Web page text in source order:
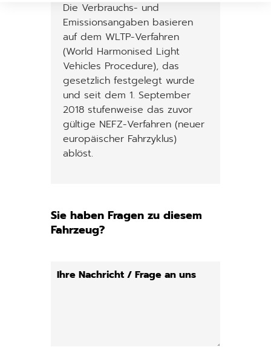
Die Verbrauchs- und
Emissionsangaben basieren
auf dem WLTP-Verfahren
(World Harmonised Light
Vehicles Procedure), das
gesetzlich festgelegt wurde
und seit dem 1. September
2018 stufenweise das zuvor
gültige NEFZ-Verfahren (neuer
europäischer Fahrzyklus)
ablöst.
Sie haben Fragen zu diesem
Fahrzeug?